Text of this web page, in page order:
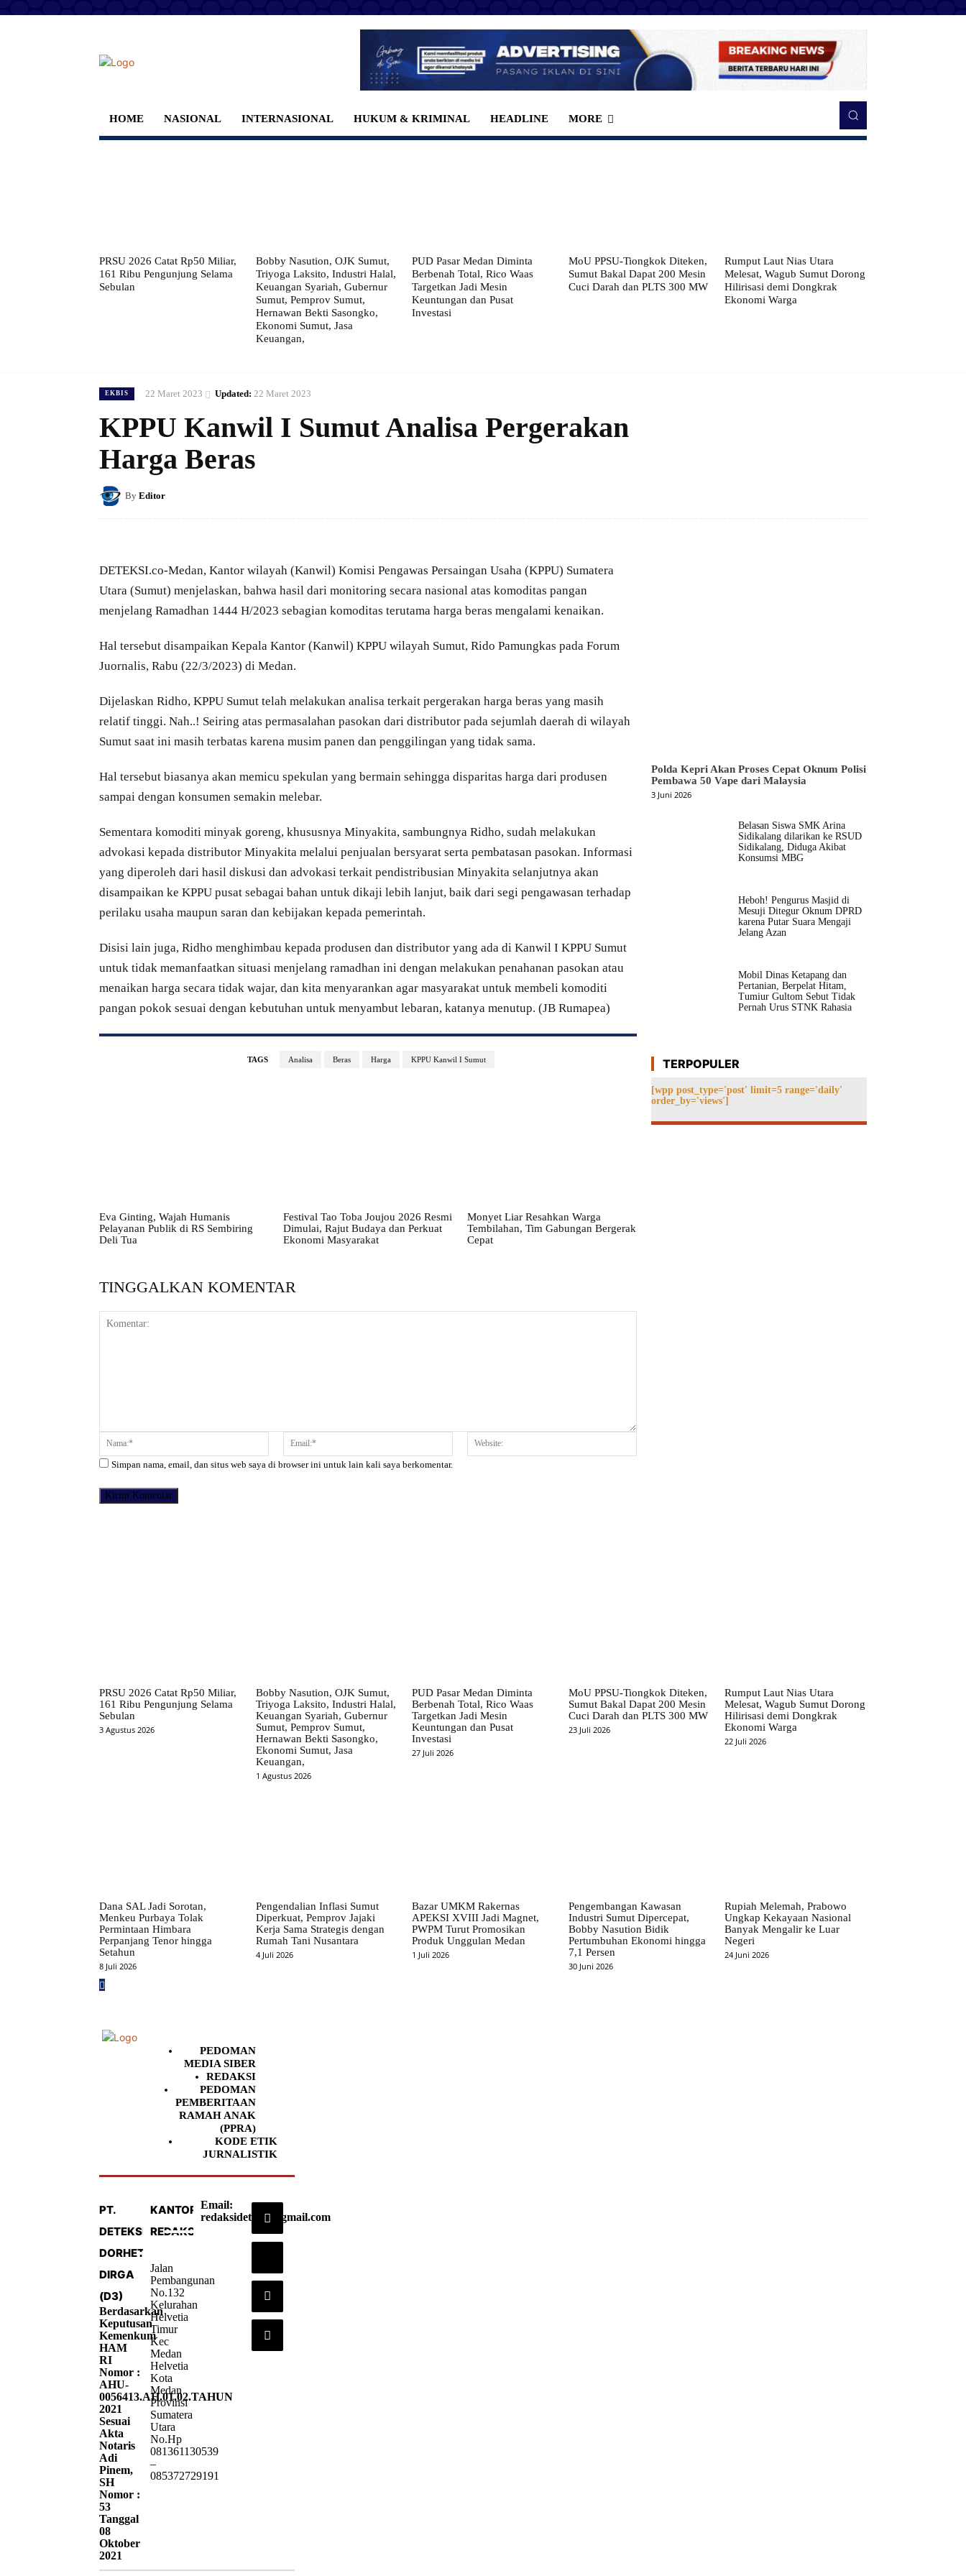
HOME NASIONAL INTERNASIONAL HUKUM & KRIMINAL HEADLINE MORE
PRSU 2026 Catat Rp50 Miliar,
161 Ribu Pengunjung Selama
Sebulan
Bobby Nasution, OJK Sumut,
Triyoga Laksito, Industri Halal,
Keuangan Syariah, Gubernur
Sumut, Pemprov Sumut,
Hernawan Bekti Sasongko,
Ekonomi Sumut, Jasa
Keuangan,
PUD Pasar Medan Diminta
Berbenah Total, Rico Waas
Targetkan Jadi Mesin
Keuntungan dan Pusat
Investasi
MoU PPSU-Tiongkok Diteken,
Sumut Bakal Dapat 200 Mesin
Cuci Darah dan PLTS 300 MW
Rumput Laut Nias Utara
Melesat, Wagub Sumut Dorong
Hilirisasi demi Dongkrak
Ekonomi Warga
EKBIS 22 Maret 2023 Updated: 22 Maret 2023
KPPU Kanwil I Sumut Analisa Pergerakan
Harga Beras
By Editor
DETEKSI.co-Medan, Kantor wilayah (Kanwil) Komisi Pengawas Persaingan Usaha (KPPU) Sumatera
Utara (Sumut) menjelaskan, bahwa hasil dari monitoring secara nasional atas komoditas pangan
menjelang Ramadhan 1444 H/2023 sebagian komoditas terutama harga beras mengalami kenaikan.
Hal tersebut disampaikan Kepala Kantor (Kanwil) KPPU wilayah Sumut, Rido Pamungkas pada Forum
Juornalis, Rabu (22/3/2023) di Medan.
Dijelaskan Ridho, KPPU Sumut telah melakukan analisa terkait pergerakan harga beras yang masih
relatif tinggi. Nah..! Seiring atas permasalahan pasokan dari distributor pada sejumlah daerah di wilayah
Sumut saat ini masih terbatas karena musim panen dan penggilingan yang tidak sama.
Hal tersebut biasanya akan memicu spekulan yang bermain sehingga disparitas harga dari produsen
sampai dengan konsumen semakin melebar.
Sementara komoditi minyak goreng, khususnya Minyakita, sambungnya Ridho, sudah melakukan
advokasi kepada distributor Minyakita melalui penjualan bersyarat serta pembatasan pasokan. Informasi
yang diperoleh dari hasil diskusi dan advokasi terkait pendistribusian Minyakita selanjutnya akan
disampaikan ke KPPU pusat sebagai bahan untuk dikaji lebih lanjut, baik dari segi pengawasan terhadap
perilaku usaha maupun saran dan kebijakan kepada pemerintah.
Disisi lain juga, Ridho menghimbau kepada produsen dan distributor yang ada di Kanwil I KPPU Sumut
untuk tidak memanfaatkan situasi menjelang ramadhan ini dengan melakukan penahanan pasokan atau
menaikan harga secara tidak wajar, dan kita menyarankan agar masyarakat untuk membeli komoditi
pangan pokok sesuai dengan kebutuhan untuk menyambut lebaran, katanya menutup. (JB Rumapea)
TAGS Analisa Beras Harga KPPU Kanwil I Sumut
Eva Ginting, Wajah Humanis
Pelayanan Publik di RS Sembiring
Deli Tua
Festival Tao Toba Joujou 2026 Resmi
Dimulai, Rajut Budaya dan Perkuat
Ekonomi Masyarakat
Monyet Liar Resahkan Warga
Tembilahan, Tim Gabungan Bergerak
Cepat
TINGGALKAN KOMENTAR
Komentar: Nama:* Email:*
Simpan nama, email, dan situs web saya di browser ini untuk lain kali saya berkomentar.
Polda Kepri Akan Proses Cepat Oknum Polisi
Pembawa 50 Vape dari Malaysia
3 Juni 2026
Belasan Siswa SMK Arina
Sidikalang dilarikan ke RSUD
Sidikalang, Diduga Akibat
Konsumsi MBG
Heboh! Pengurus Masjid di
Mesuji Ditegur Oknum DPRD
karena Putar Suara Mengaji
Jelang Azan
Mobil Dinas Ketapang dan
Pertanian, Berpelat Hitam,
Tumiur Gultom Sebut Tidak
Pernah Urus STNK Rahasia
TERPOPULER
[wpp post_type='post' limit=5 range='daily'
order_by='views']
PRSU 2026 Catat Rp50 Miliar,
161 Ribu Pengunjung Selama
Sebulan
3 Agustus 2026
Bobby Nasution, OJK Sumut,
Triyoga Laksito, Industri Halal,
Keuangan Syariah, Gubernur
Sumut, Pemprov Sumut,
Hernawan Bekti Sasongko,
Ekonomi Sumut, Jasa
Keuangan,
1 Agustus 2026
PUD Pasar Medan Diminta
Berbenah Total, Rico Waas
Targetkan Jadi Mesin
Keuntungan dan Pusat
Investasi
27 Juli 2026
MoU PPSU-Tiongkok Diteken,
Sumut Bakal Dapat 200 Mesin
Cuci Darah dan PLTS 300 MW
23 Juli 2026
Rumput Laut Nias Utara
Melesat, Wagub Sumut Dorong
Hilirisasi demi Dongkrak
Ekonomi Warga
22 Juli 2026
Dana SAL Jadi Sorotan,
Menkeu Purbaya Tolak
Permintaan Himbara
Perpanjang Tenor hingga
Setahun
8 Juli 2026
Pengendalian Inflasi Sumut
Diperkuat, Pemprov Jajaki
Kerja Sama Strategis dengan
Rumah Tani Nusantara
4 Juli 2026
Bazar UMKM Rakernas
APEKSI XVIII Jadi Magnet,
PWPM Turut Promosikan
Produk Unggulan Medan
1 Juli 2026
Pengembangan Kawasan
Industri Sumut Dipercepat,
Bobby Nasution Bidik
Pertumbuhan Ekonomi hingga
7,1 Persen
30 Juni 2026
Rupiah Melemah, Prabowo
Ungkap Kekayaan Nasional
Banyak Mengalir ke Luar
Negeri
24 Juni 2026
PEDOMAN
MEDIA SIBER
REDAKSI
PEDOMAN
PEMBERITAAN
RAMAH ANAK
(PPRA)
KODE ETIK
JURNALISTIK
PT.
DETEKSI
DORHETA
DIRGA
(D3)
Berdasarkan
Keputusan
Kemenkum
HAM
RI
Nomor :
AHU-
0056413.AH.01.02.TAHUN
2021
Sesuai
Akta
Notaris
Adi
Pinem,
SH
Nomor :
53
Tanggal
08
Oktober
2021
KANTOR
REDAKSI
Jalan
Pembangunan
No.132
Kelurahan
Helvetia
Timur
Kec
Medan
Helvetia
Kota
Medan
Provinsi
Sumatera
Utara
No.Hp
081361130539
–
085372729191
Email:
redaksideteksi@gmail.com